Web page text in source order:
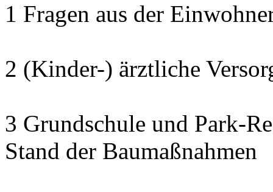
1 Fragen aus der
2 (Kinder-) ärztliche
3 Grundschule und Park-
Stand der Baumaßnahmen